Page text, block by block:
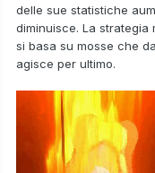
delle sue statistiche
diminuisce. La strategia
si basa su mosse che
agisce per ultimo.